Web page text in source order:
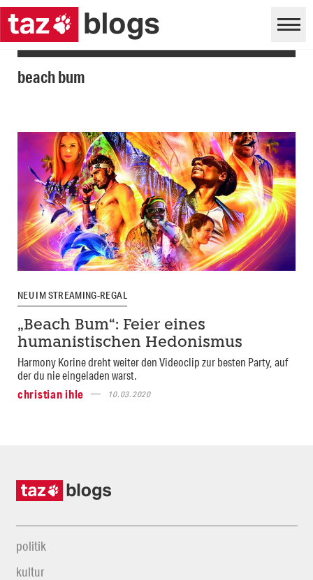
beach bum
NEU IM STREAMING-REGAL
„Beach Bum“: Feier eines
humanistischen Hedonismus
Harmony Korine dreht weiter den Videoclip zur besten Party, auf
der du nie eingeladen warst.
christian ihle
10.03.2020
politik
kultur